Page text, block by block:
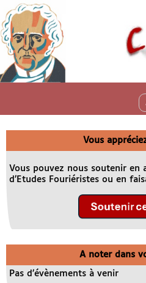
Vous
Vous pouvez nous soutenir en
d’Etudes Fouriéristes ou en
A noter dans
Pas d’évènements à venir